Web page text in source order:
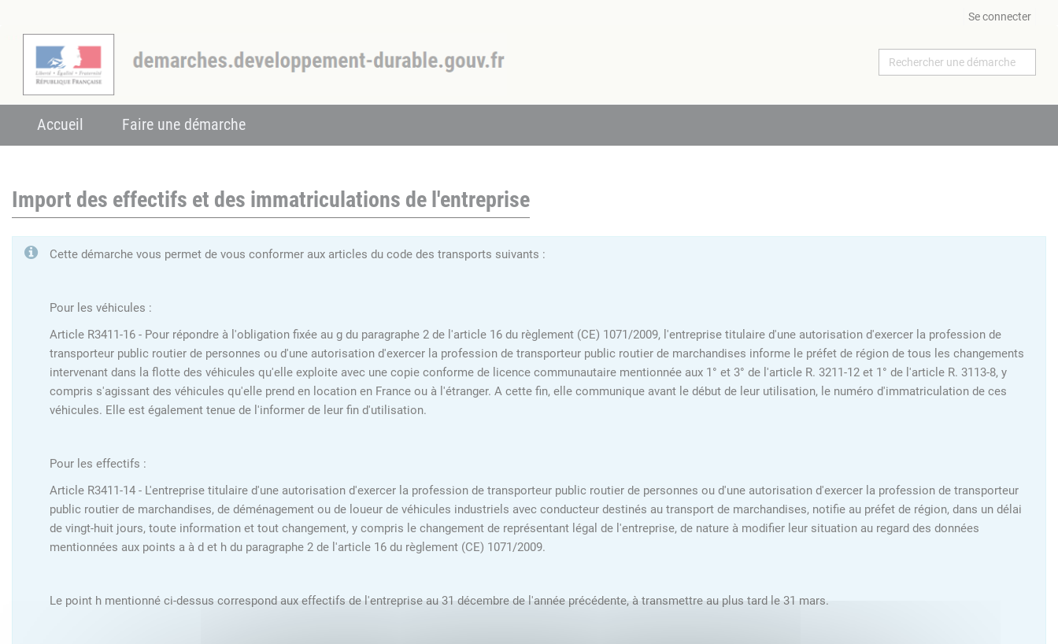
Se connecter
Accueil Faire une démarche
Import des effectifs et des immatriculations de l'entreprise
Cette démarche vous permet de vous conformer aux articles du code des transports suivants :
Pour les véhicules :
Article R3411-16 - Pour répondre à l'obligation fixée au g du paragraphe 2 de l'article 16 du règlement (CE) 1071/2009, l'entreprise titulaire d'une autorisation d'exercer la profession de
transporteur public routier de personnes ou d'une autorisation d'exercer la profession de transporteur public routier de marchandises informe le préfet de région de tous les changements
intervenant dans la flotte des véhicules qu'elle exploite avec une copie conforme de licence communautaire mentionnée aux 1° et 3° de l'article R. 3211-12 et 1° de l'article R. 3113-8, y
compris s'agissant des véhicules qu'elle prend en location en France ou à l'étranger. A cette fin, elle communique avant le début de leur utilisation, le numéro d'immatriculation de ces
véhicules. Elle est également tenue de l'informer de leur fin d'utilisation.
Pour les effectifs :
Article R3411-14 - L'entreprise titulaire d'une autorisation d'exercer la profession de transporteur public routier de personnes ou d'une autorisation d'exercer la profession de transporteur
public routier de marchandises, de déménagement ou de loueur de véhicules industriels avec conducteur destinés au transport de marchandises, notifie au préfet de région, dans un délai
de vingt-huit jours, toute information et tout changement, y compris le changement de représentant légal de l'entreprise, de nature à modifier leur situation au regard des données
mentionnées aux points a à d et h du paragraphe 2 de l'article 16 du règlement (CE) 1071/2009.
Le point h mentionné ci-dessus correspond aux effectifs de l'entreprise au 31 décembre de l'année précédente, à transmettre au plus tard le 31 mars.